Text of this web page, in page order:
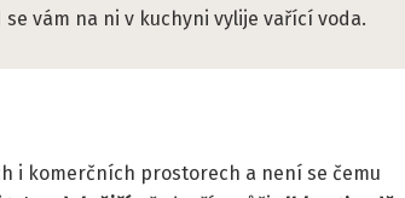
vám na ni v kuchyni vylije vařící voda.
i komerčních prostorech a není se čemu